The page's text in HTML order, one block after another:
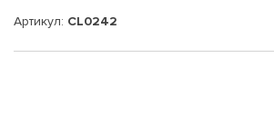
Артикул: CL0242